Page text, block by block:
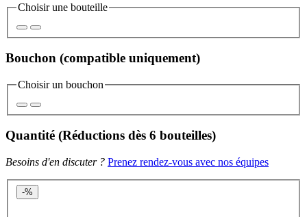
Choisir une bouteille
Bouchon (compatible uniquement)
Choisir un bouchon
Quantité (Réductions dès 6 bouteilles)
Besoins d'en discuter ? Prenez rendez-vous avec nos équipes
-%